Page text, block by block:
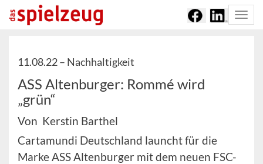
11.08.22 – Nachhaltigkeit
ASS Altenburger: Rommé wird
„grün“
Von Kerstin Barthel
Cartamundi Deutschland launcht für die
Marke ASS Altenburger mit dem neuen FSC-